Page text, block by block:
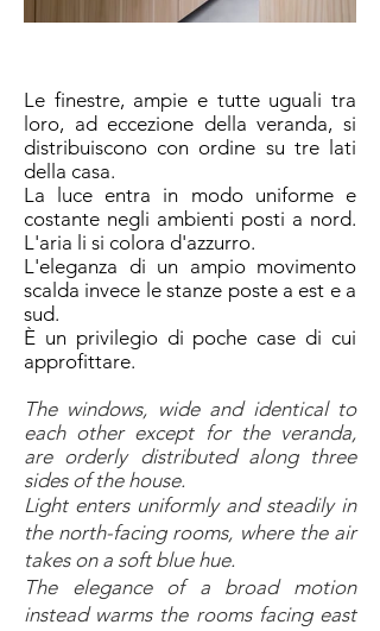
Le finestre, ampie e tutte uguali tra
loro, ad eccezione della veranda, si
distribuiscono con ordine su tre lati
della casa.
La luce entra in modo uniforme e
costante negli ambienti posti a nord.
L'aria li si colora d'azzurro.
L'eleganza di un ampio movimento
scalda invece le stanze poste a est e a
sud.
È un privilegio di poche case di cui
approfittare.
The windows, wide and identical to
each other except for the veranda,
are orderly distributed along three
sides of the house.
Light enters uniformly and steadily in
the north-facing rooms, where the air
takes on a soft blue hue.
The elegance of a broad motion
instead warms the rooms facing east